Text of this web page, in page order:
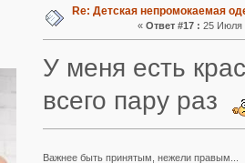
Re: Детская непромокаемая
« Ответ #17 : 25 Июля
У меня есть
всего пару раз
Важнее быть принятым, нежели правым...